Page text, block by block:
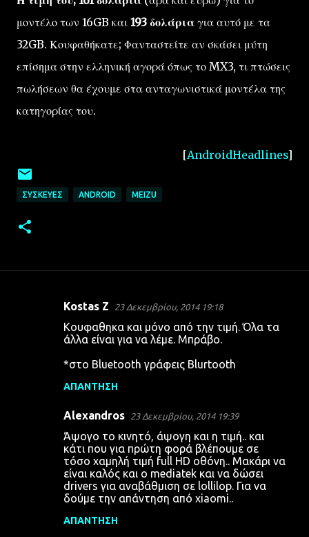
μοντέλο των 16GB και 193 δολάρια για αυτό με τα
32GB. Κουφαθήκατε; Φανταστείτε αν σκάσει μύτη
επίσημα στην ελληνική αγορά όπως το MX3, τι πτώσεις
πωλήσεων θα έχουμε στα ανταγωνιστικά μοντέλα της
κατηγορίας του.
[AndroidHeadlines]
ΣΥΣΚΕΥΈΣ ANDROID MEIZU
Kostas Z 23 Δεκεμβρίου, 2014 19:18
Κουφαθηκα και μόνο από την τιμή. Όλα τα
άλλα είναι για να λέμε. Μπράβο.
*στο Bluetooth γράφεις Blurtooth
ΑΠΆΝΤΗΣΗ
Alexandros 23 Δεκεμβρίου, 2014 19:39
Άψογο το κινητό, άψογη και η τιμή.. και
κάτι που για πρώτη φορά βλέπουμε σε
τόσο χαμηλή τιμή full HD οθόνη.. Μακάρι να
είναι καλός και ο mediatek και να δώσει
drivers για αναβάθμιση σε lollilop. Για να
δούμε την απάντηση από xiaomi..
ΑΠΆΝΤΗΣΗ